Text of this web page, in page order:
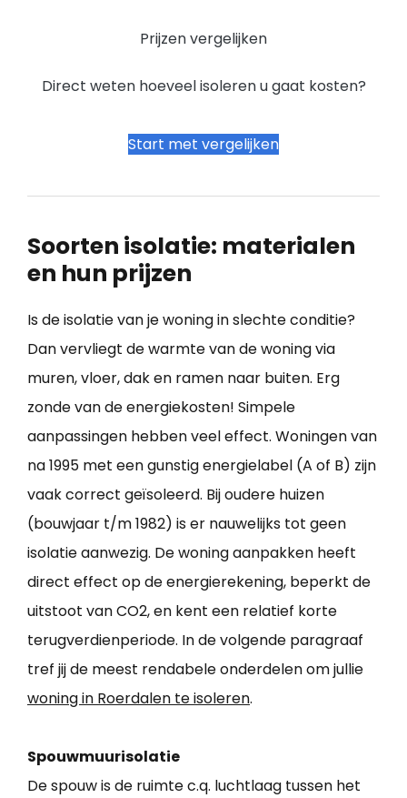
Prijzen vergelijken
Direct weten hoeveel isoleren u gaat kosten?
Start met vergelijken
Soorten isolatie: materialen
en hun prijzen
Is de isolatie van je woning in slechte conditie?
Dan vervliegt de warmte van de woning via
muren, vloer, dak en ramen naar buiten. Erg
zonde van de energiekosten! Simpele
aanpassingen hebben veel effect. Woningen van
na 1995 met een gunstig energielabel (A of B) zijn
vaak correct geïsoleerd. Bij oudere huizen
(bouwjaar t/m 1982) is er nauwelijks tot geen
isolatie aanwezig. De woning aanpakken heeft
direct effect op de energierekening, beperkt de
uitstoot van CO2, en kent een relatief korte
terugverdienperiode. In de volgende paragraaf
tref jij de meest rendabele onderdelen om jullie
woning in Roerdalen te isoleren.
Spouwmuurisolatie
De spouw is de ruimte c.q. luchtlaag tussen het